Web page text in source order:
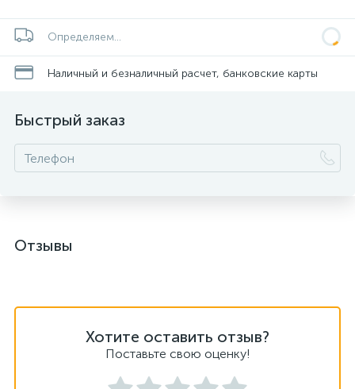
Определяем...
Наличный и безналичный расчет, банковские карты
Быстрый заказ
Отзывы
Хотите оставить отзыв?
Поставьте свою оценку!